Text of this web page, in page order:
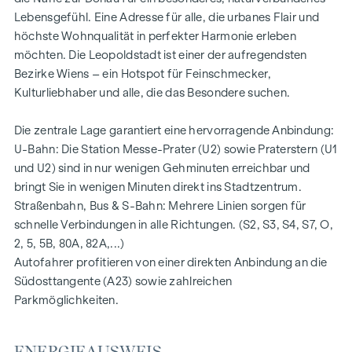
20 revitalisierte Altbauwohnungen
5 moderne Dachgeschoßwohnungen
2 – 5 Zimmer | Wohnflächen von ca. 53 – 200 m²
Private Balkone, Terrassen oder Eigengärten
Fußbodenheizung
Klimatisierung
Perfekte Verkehrsanbindung
Nur wenige Minuten zu Prater, Donau & WU
Energieausweis:
DG Hoftrakt: HWB REF,SK = 50,2 kWh/m2a F GEE,SK =
0,67
DG Straßentrakt: HWB REF,SK = 36,6 kWh/m2a F GEE,SK
= 0,68
Regelgeschoss Straßentrakt: HWB REF,SK = 136,8
kWh/m2a F GEE,SK = 1,81
GEE,SK = 1,28
Lebensgefühl. Eine Adresse für alle, die urbanes Flair und
höchste Wohnqualität in perfekter Harmonie erleben
möchten. Die Leopoldstadt ist einer der aufregendsten
Bezirke Wiens – ein Hotspot für Feinschmecker,
Kulturliebhaber und alle, die das Besondere suchen.
Die zentrale Lage garantiert eine hervorragende Anbindung:
U-Bahn: Die Station Messe-Prater (U2) sowie Praterstern (U1
und U2) sind in nur wenigen Gehminuten erreichbar und
bringt Sie in wenigen Minuten direkt ins Stadtzentrum.
Straßenbahn, Bus & S-Bahn: Mehrere Linien sorgen für
schnelle Verbindungen in alle Richtungen. (S2, S3, S4, S7, O,
2, 5, 5B, 80A, 82A,...)
Autofahrer profitieren von einer direkten Anbindung an die
Südosttangente (A23) sowie zahlreichen
Parkmöglichkeiten.